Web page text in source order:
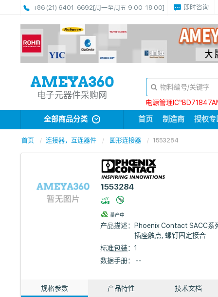
+86 (21) 6401-6692[周一至周五 9:00-18:00] 即时咨询
电子元器件采购网
电源管理
全部商品分类 首页 制造商 授权专
首页 连接器，互连器件 圆形连接器 1553284
1553284
量产中
产品描述：
Phoenix Contact SACC系
插座触点, 螺钉固定接合
标准包装：1
数据手册： --
规格参数 产品特性 技术文档